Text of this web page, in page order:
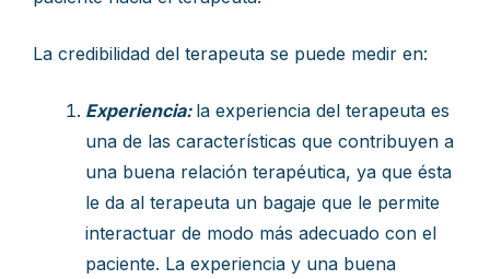
La credibilidad del terapeuta se puede medir en:
Experiencia: la experiencia del terapeuta es
una de las características que contribuyen a
una buena relación terapéutica, ya que ésta
le da al terapeuta un bagaje que le permite
interactuar de modo más adecuado con el
paciente. La experiencia y una buena